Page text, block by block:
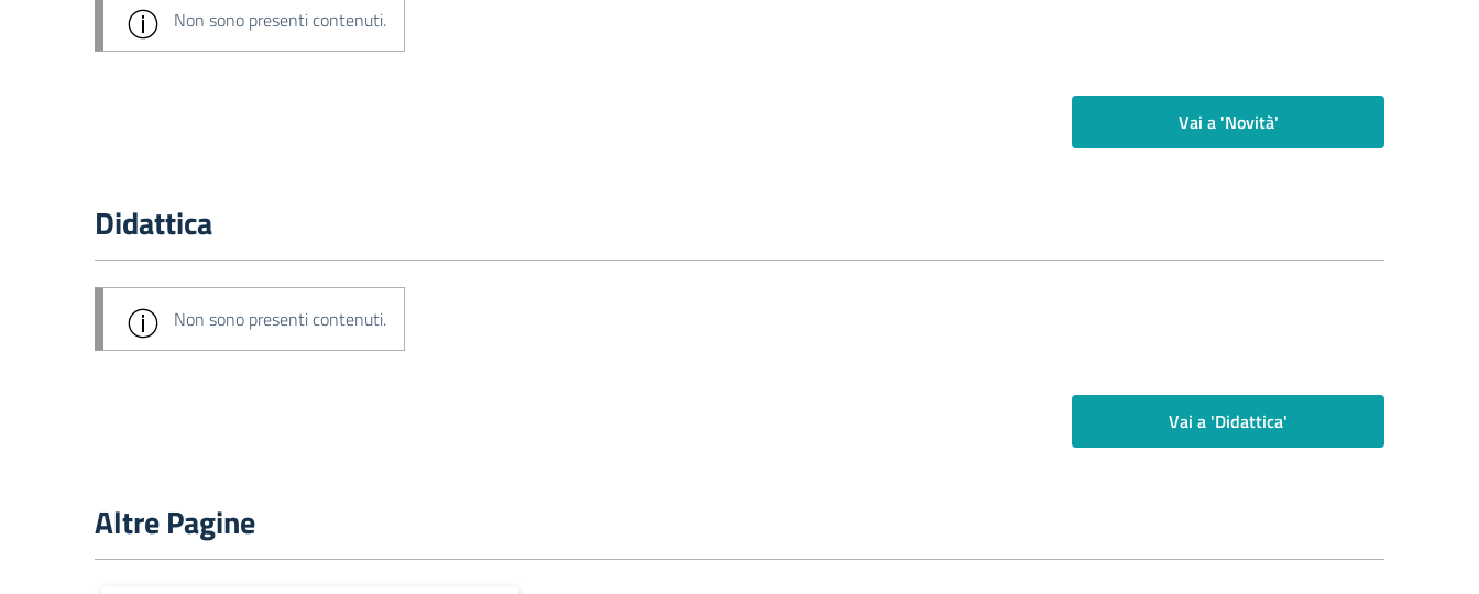
Non sono presenti contenuti.
Vai a 'Novità'
Didattica
Non sono presenti contenuti.
Vai a 'Didattica'
Altre Pagine